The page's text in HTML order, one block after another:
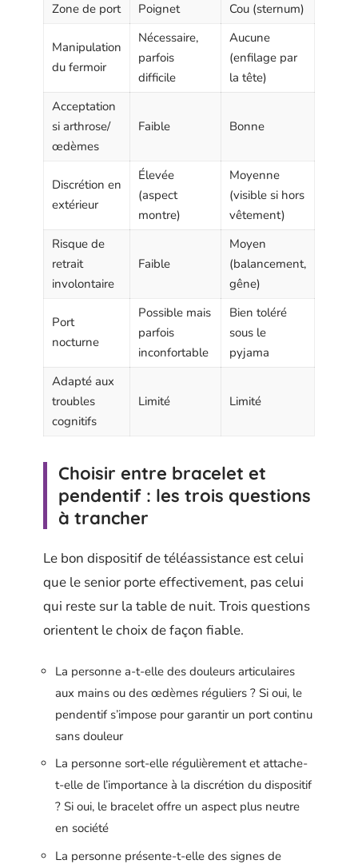
Zone de port Poignet Cou (sternum)
Manipulation
du fermoir
Nécessaire,
parfois
difficile
Aucune
(enfilage par
la tête)
Acceptation
si arthrose/
œdèmes
Faible Bonne
Discrétion en
extérieur
Élevée
(aspect
montre)
Moyenne
(visible si hors
vêtement)
Risque de
retrait
involontaire
Faible
Moyen
(balancement,
gêne)
Port
nocturne
Possible mais
parfois
inconfortable
Bien toléré
sous le
pyjama
Adapté aux
troubles
cognitifs
Limité Limité
Choisir entre bracelet et
pendentif : les trois questions
à trancher
Le bon dispositif de téléassistance est celui
que le senior porte effectivement, pas celui
qui reste sur la table de nuit. Trois questions
orientent le choix de façon fiable.
La personne a-t-elle des douleurs articulaires
aux mains ou des œdèmes réguliers ? Si oui, le
pendentif s’impose pour garantir un port continu
sans douleur
La personne sort-elle régulièrement et attache-
t-elle de l’importance à la discrétion du dispositif
? Si oui, le bracelet offre un aspect plus neutre
en société
La personne présente-t-elle des signes de